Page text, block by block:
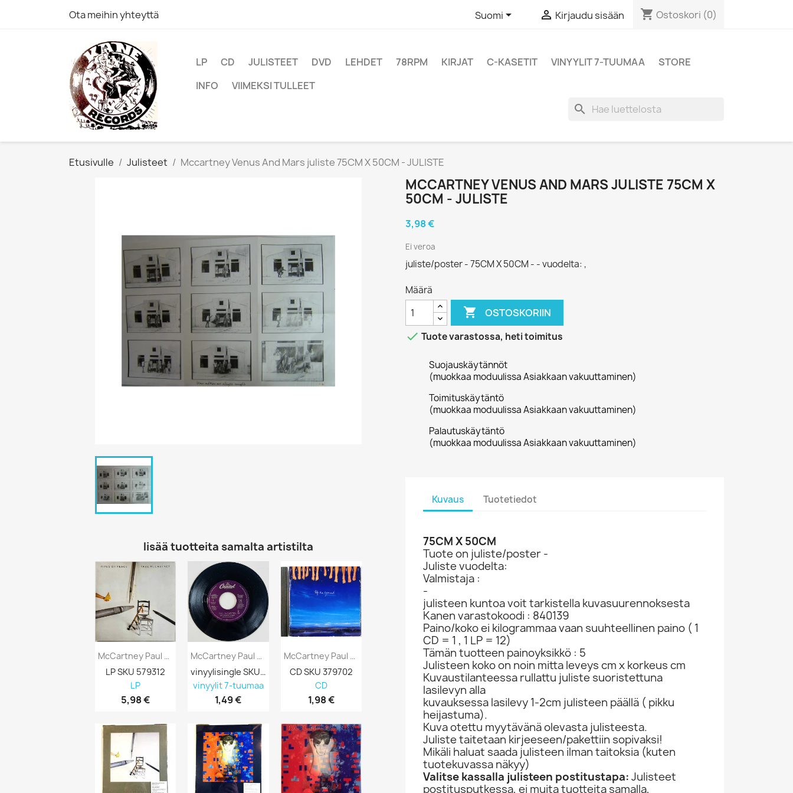
Ota meihin yhteyttä Suomi  Kirjaudu sisään shopping_cart Ostoskori (0)
LP CD JULISTEET DVD LEHDET 78RPM KIRJAT C-KASETIT VINYYLIT 7-TUUMAA
STORE
INFO
VIIMEKSI TULLEET
search
Etusivulle Julisteet Mccartney Venus And Mars juliste 75CM X 50CM - JULISTE
lisää tuotteita samalta artistilta
McCartney Paul Vinyl LP Pipes Of Peace...
LP SKU 579312
LP
5,98 €
McCartney Paul Käytetty 7” Ei Kuvakantta...
vinyylisingle SKU 692063
vinyylit 7-tuumaa
1,49 €
McCartney Paul CD Off The Ground Kansi...
CD SKU 379702
CD
1,98 €
Fab: An Intimate Life Of Paul McCartney...
kirja SKU 803194
Kirjat
4,98 €
McCartney Paul CD All The Best ! Kansi...
CD SKU 378988
5,98 €
LP SKU 545374
19,80 €
LP SKU 545371
MCCARTNEY VENUS AND MARS JULISTE 75CM X
50CM - JULISTE
3,98 €
Ei veroa
juliste/poster - 75CM X 50CM - - vuodelta: ,
Määrä
 OSTOSKORIIN
 Tuote varastossa, heti toimitus
Suojauskäytännöt
(muokkaa moduulissa Asiakkaan vakuuttaminen)
Toimituskäytäntö
(muokkaa moduulissa Asiakkaan vakuuttaminen)
Palautuskäytäntö
(muokkaa moduulissa Asiakkaan vakuuttaminen)
Kuvaus Tuotetiedot
75CM X 50CM
Tuote on juliste/poster -
Juliste vuodelta:
Valmistaja :
-
julisteen kuntoa voit tarkistella kuvasuurennoksesta
Kanen varastokoodi : 840139
Paino/koko ei kilogrammaa vaan suuhteellinen paino ( 1
CD = 1 , 1 LP = 12)
Tämän tuotteen painoyksikkö : 5
Julisteen koko on noin mitta leveys cm x korkeus cm
Kuvaustilanteessa rullattu juliste suoristettuna
lasilevyn alla
kuvauksessa lasilevy 1-2cm julisteen päällä ( pikku
heijastuma).
Kuva otettu myytävänä olevasta julisteesta.
Juliste taitetaan kirjeeseen/pakettiin sopivaksi!
Mikäli haluat saada julisteen ilman taitoksia (kuten
tuotekuvassa näkyy)
Valitse kassalla julisteen postitustapa: Julisteet
postitusputkessa, ei muita tuotteita samalla,